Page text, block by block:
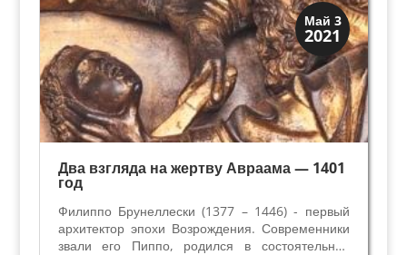
Май 3
2021
История
Мифы и Библия
Два взгляда на жертву Авраама — 1401
год
Филиппо Брунеллески (1377 – 1446) - первый
архитектор эпохи Возрождения. Современники
звали его Пиппо, родился в состоятельной